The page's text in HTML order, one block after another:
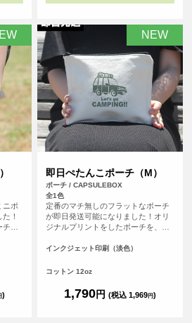
ニポ
！
チ
短
、
ー
)
NEW
即日ぺたんこポーチ（M）
ポーチ / CAPSULEBOX
全1色
定番のマチ無しのフラットなポーチ
が即日発送可能になりました！オリ
ジナルプリントをしたポーチを、平
了）で、その日に発送する超短納期
し忘れ、すぐに欲しい！など、時間
ープリントしたオリジナルポーチが
作れます。
インクジェット印刷（淡色）
コットン 12oz
1,790円 (税込 1,969円)